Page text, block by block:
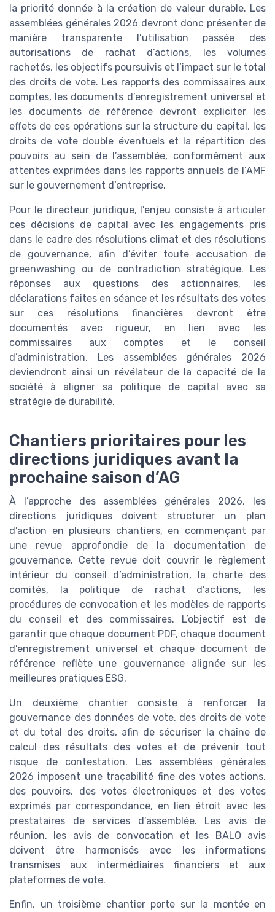
la priorité donnée à la création de valeur durable. Les
assemblées générales 2026 devront donc présenter de
manière transparente l’utilisation passée des
autorisations de rachat d’actions, les volumes
rachetés, les objectifs poursuivis et l’impact sur le total
des droits de vote. Les rapports des commissaires aux
comptes, les documents d’enregistrement universel et
les documents de référence devront expliciter les
effets de ces opérations sur la structure du capital, les
droits de vote double éventuels et la répartition des
pouvoirs au sein de l’assemblée, conformément aux
attentes exprimées dans les rapports annuels de l’AMF
sur le gouvernement d’entreprise.
Pour le directeur juridique, l’enjeu consiste à articuler
ces décisions de capital avec les engagements pris
dans le cadre des résolutions climat et des résolutions
de gouvernance, afin d’éviter toute accusation de
greenwashing ou de contradiction stratégique. Les
réponses aux questions des actionnaires, les
déclarations faites en séance et les résultats des votes
sur ces résolutions financières devront être
documentés avec rigueur, en lien avec les
commissaires aux comptes et le conseil
d’administration. Les assemblées générales 2026
deviendront ainsi un révélateur de la capacité de la
société à aligner sa politique de capital avec sa
stratégie de durabilité.
Chantiers prioritaires pour les
directions juridiques avant la
prochaine saison d’AG
À l’approche des assemblées générales 2026, les
directions juridiques doivent structurer un plan
d’action en plusieurs chantiers, en commençant par
une revue approfondie de la documentation de
gouvernance. Cette revue doit couvrir le règlement
intérieur du conseil d’administration, la charte des
comités, la politique de rachat d’actions, les
procédures de convocation et les modèles de rapports
du conseil et des commissaires. L’objectif est de
garantir que chaque document PDF, chaque document
d’enregistrement universel et chaque document de
référence reflète une gouvernance alignée sur les
meilleures pratiques ESG.
Un deuxième chantier consiste à renforcer la
gouvernance des données de vote, des droits de vote
et du total des droits, afin de sécuriser la chaîne de
calcul des résultats des votes et de prévenir tout
risque de contestation. Les assemblées générales
2026 imposent une traçabilité fine des votes actions,
des pouvoirs, des votes électroniques et des votes
exprimés par correspondance, en lien étroit avec les
prestataires de services d’assemblée. Les avis de
réunion, les avis de convocation et les BALO avis
doivent être harmonisés avec les informations
transmises aux intermédiaires financiers et aux
plateformes de vote.
Enfin, un troisième chantier porte sur la montée en